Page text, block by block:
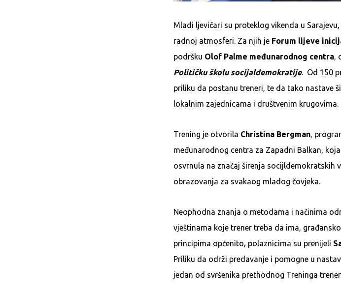
Mladi ljevičari su proteklog vikenda u
radnoj atmosferi. Za njih je Forum lijeve
podršku Olof Palme međunarodnog centra,
Političku školu socijaldemokratije. Od 150
priliku da postanu treneri, te da tako nastave
lokalnim zajednicama i društvenim krugovima.
Trening je otvorila Christina Bergman,
međunarodnog centra za Zapadni Balkan,
osvrnula na značaj širenja socijldemokratskih
obrazovanja za svakaog mladog čovjeka.
Neophodna znanja o metodama i načinima
vještinama koje trener treba da ima,
principima općenito, polaznicima su prenijeli
Priliku da održi predavanje i pomogne u
jedan od svršenika prethodnog Treninga